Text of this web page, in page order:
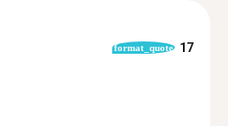
format_quote 17